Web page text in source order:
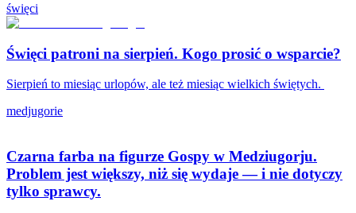
święci
Święci patroni na sierpień. Kogo prosić o wsparcie?
Sierpień to miesiąc urlopów, ale też miesiąc wielkich świętych.
medjugorie
Czarna farba na figurze Gospy w Medziugorju.
Problem jest większy, niż się wydaje — i nie dotyczy
tylko sprawcy.